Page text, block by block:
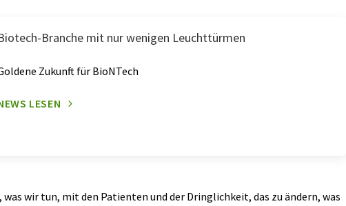
Branche mit nur wenigen Leuchttürmen
Zukunft für BioNTech
LESEN
wir tun, mit den Patienten und der Dringlichkeit, das zu ändern, was